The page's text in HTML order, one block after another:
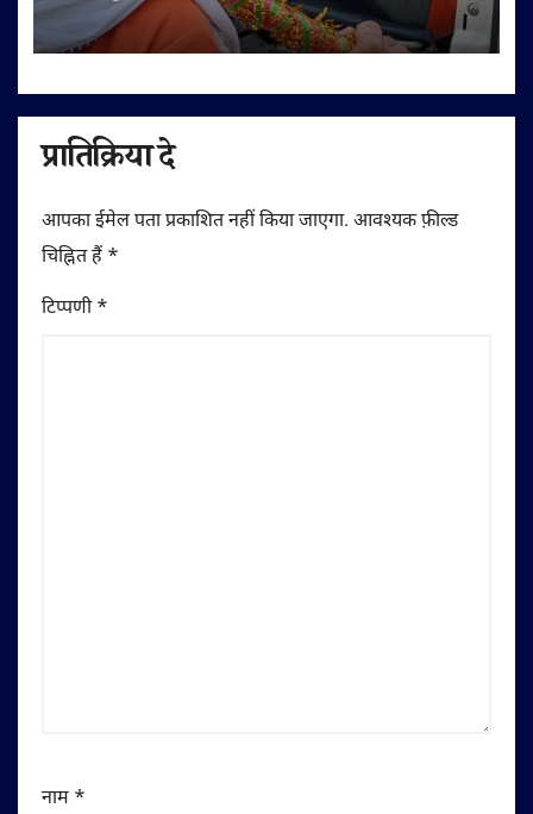
प्रातिक्रिया दे
आपका ईमेल पता प्रकाशित नहीं किया जाएगा. आवश्यक फ़ील्ड
चिह्नित हैं *
टिप्पणी*
नाम *